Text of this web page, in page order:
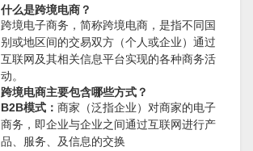
什么是跨境电商？
跨境电子商务，简称跨境电商，是指不同国
别或地区间的交易双方（个人或企业）通过
互联网及其相关信息平台实现的各种商务活
动。
跨境电商主要包含哪些方式？
B2B模式： 商家（泛指企业）对商家的电子
商务，即企业与企业之间通过互联网进行产
品、服务、及信息的交换